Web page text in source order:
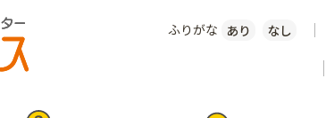
ふりがな あり なし